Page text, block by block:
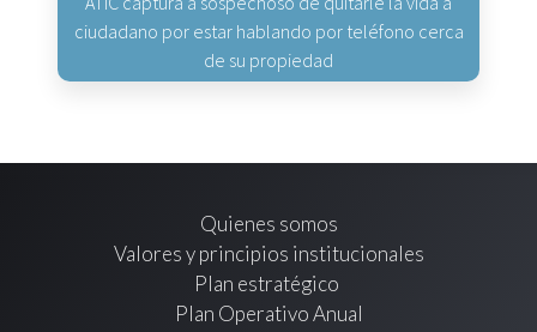
ciudadano por estar hablando por teléfono cerca
de su propiedad
Quienes somos
Valores y principios institucionales
Plan estratégico
Plan Operativo Anual